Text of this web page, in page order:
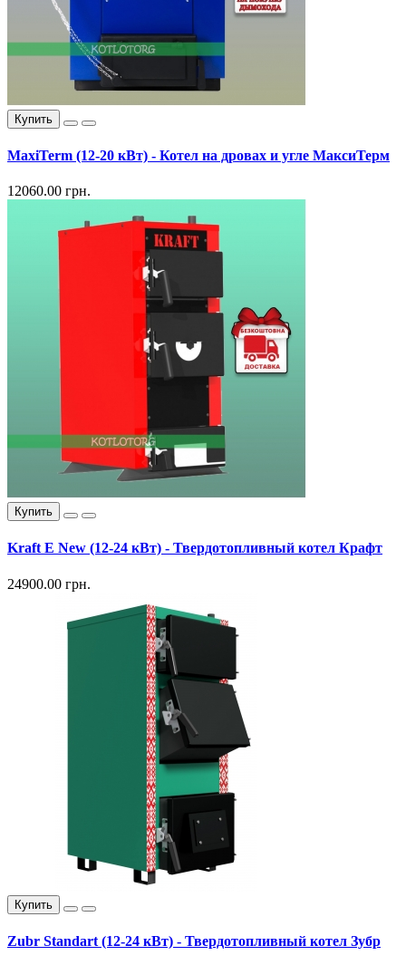
Купить
MaxiTerm (12-20 кВт) - Котел на дровах и угле МаксиТерм
12060.00 грн.
Купить
Kraft E New (12-24 кВт) - Твердотопливный котел Крафт
24900.00 грн.
Купить
Zubr Standart (12-24 кВт) - Твердотопливный котел Зубр